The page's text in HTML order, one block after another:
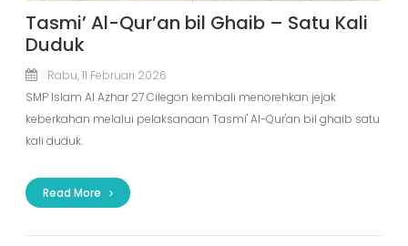
Tasmi’ Al-Qur’an bil Ghaib – Satu Kali
Duduk
Rabu, 11 Februari 2026
SMP Islam Al Azhar 27 Cilegon kembali menorehkan jejak
keberkahan melalui pelaksanaan Tasmi' Al-Qur'an bil ghaib satu
kali duduk.
Read More